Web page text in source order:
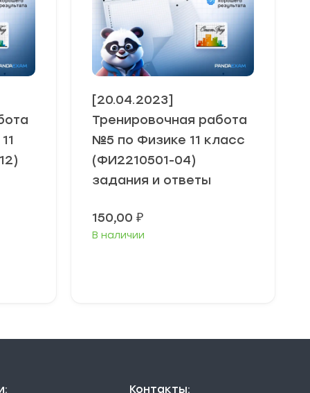
[20.04.2023]
Тренировочная работа
№5 по Физике 11 класс
(ФИ2210501-04)
задания и ответы
150,00 ₽
В наличии
Контакты: